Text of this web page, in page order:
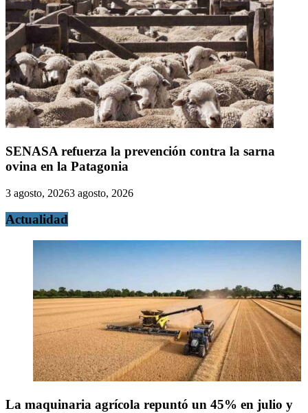
SENASA refuerza la prevención contra la sarna
ovina en la Patagonia
3 agosto, 20263 agosto, 2026
Actualidad
La maquinaria agrícola repuntó un 45% en julio y